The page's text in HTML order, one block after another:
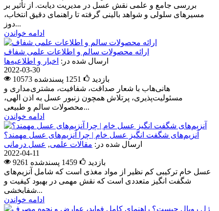
بررسی جامع و علمی نقش عسل در مدیریت دیابت. از تأثیر بر
مسیرهای سلولی و شواهد بالینی گرفته تا راهنمای دقیق انتخاب،
دوز...
ادامه خواندن
ارائه محصولات سالم و اطلاعات علمی شفاف
ارسال شده در: اخبار و اطلاعیه‌ها
2022-03-30
10573 بازدید
1251 پسندشده
هانی‌هاب با شعار صداقت، شفافیت، مشتری‌مداری و
مسئولیت‌پذیری، پرتلاش همچون زنبور عسل به اذن الهی،
محصولات سالم و طبیعی...
ادامه خواندن
آنزیم‌های شگفت انگیز عسل خام | چرا آنزیم‌های عسل مهمند؟
ارسال شده در: مقالات علمی, عسل درمانی
2022-04-11
9261 بازدید
1459 پسندشده
عسل خام ترکیبی کم نظیر از مواد مغذی است که شامل آنزیم‌های
شگفت انگیز متعددی است که نقش مهمی در بهبود کیفیت و
شفابخشی...
ادامه خواندن